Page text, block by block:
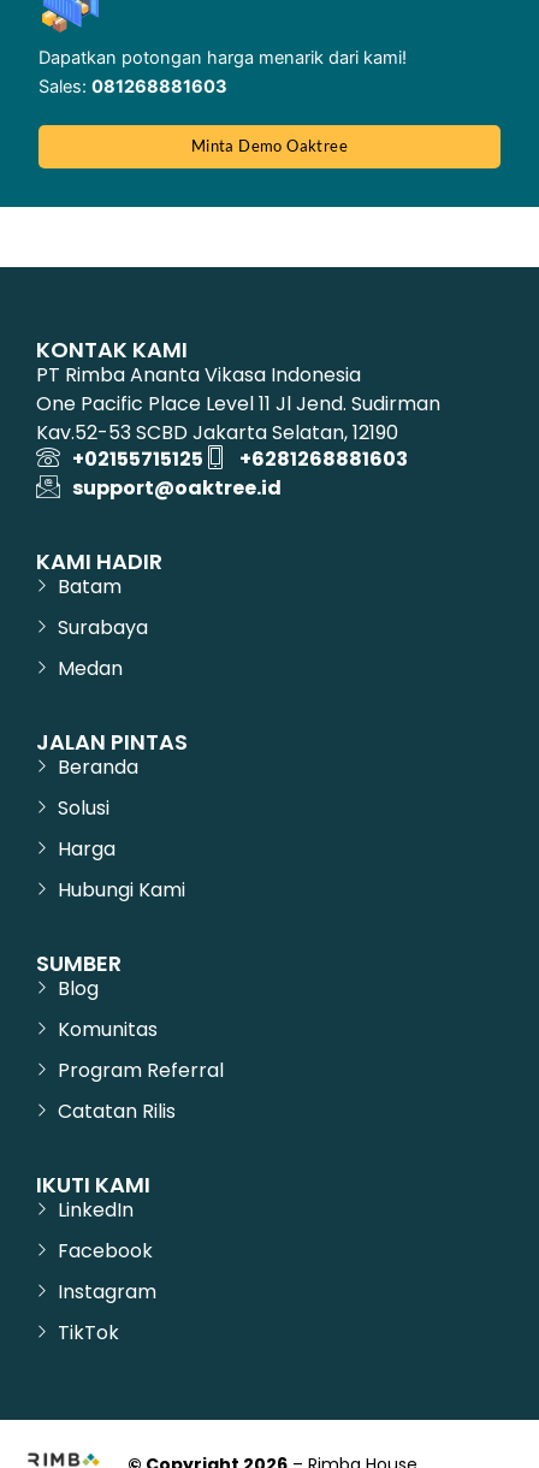
Dapatkan potongan harga menarik dari kami!
Sales: 081268881603
Minta Demo Oaktree
KONTAK KAMI
PT Rimba Ananta Vikasa Indonesia
One Pacific Place Level 11 Jl Jend. Sudirman
Kav.52-53 SCBD Jakarta Selatan, 12190
+02155715125
+6281268881603
support@oaktree.id
KAMI HADIR
Batam
Surabaya
Medan
JALAN PINTAS
Beranda
Solusi
Harga
Hubungi Kami
SUMBER
Blog
Komunitas
Program Referral
Catatan Rilis
IKUTI KAMI
LinkedIn
Facebook
Instagram
TikTok